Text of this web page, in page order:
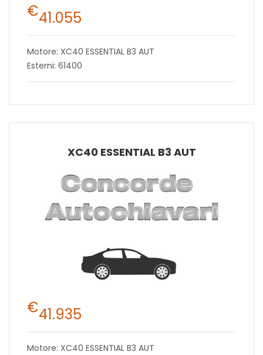
€41.055
Motore: XC40 ESSENTIAL B3 AUT
Esterni: 61400
XC40 ESSENTIAL B3 AUT
€41.935
Motore: XC40 ESSENTIAL B3 AUT